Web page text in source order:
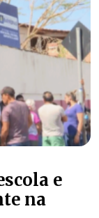
e
na